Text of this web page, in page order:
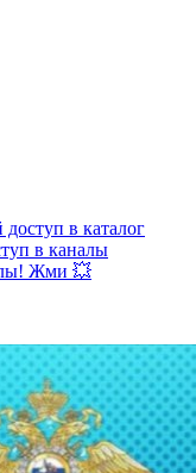
в каталог
в каналы
Жми 💥